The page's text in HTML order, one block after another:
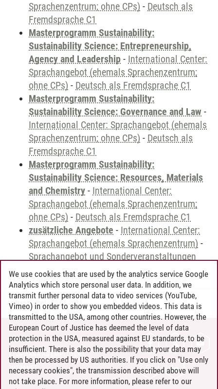
Sprachenzentrum; ohne CPs) - Deutsch als
Fremdsprache C1
Masterprogramm Sustainability:
Sustainability Science: Entrepreneurship,
Agency and Leadership - International Center:
Sprachangebot (ehemals Sprachenzentrum;
ohne CPs) - Deutsch als Fremdsprache C1
Masterprogramm Sustainability:
Sustainability Science: Governance and Law -
International Center: Sprachangebot (ehemals
Sprachenzentrum; ohne CPs) - Deutsch als
Fremdsprache C1
Masterprogramm Sustainability:
Sustainability Science: Resources, Materials
and Chemistry - International Center:
Sprachangebot (ehemals Sprachenzentrum;
ohne CPs) - Deutsch als Fremdsprache C1
zusätzliche Angebote - International Center:
Sprachangebot (ehemals Sprachenzentrum) -
Sprachangebot und Sonderveranstaltungen
Andreea Tribel 30.06.2024
CONTACT
LEUPHANA AS EMPLOYER
INTRANET
SITE NOTICE
We use cookies that are used by the analytics service Google
Analytics which store personal user data. In addition, we
transmit further personal data to video services (YouTube,
Vimeo) in order to show you embedded videos. This data is
transmitted to the USA, among other countries. However, the
European Court of Justice has deemed the level of data
protection in the USA, measured against EU standards, to be
insufficient. There is also the possibility that your data may
then be processed by US authorities. If you click on "Use only
necessary cookies", the transmission described above will
not take place. For more information, please refer to our